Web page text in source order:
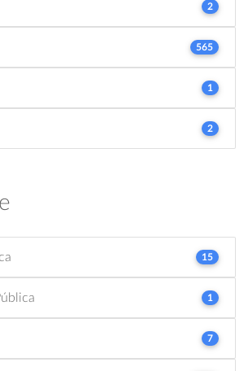
2
565
1
2
15
1
7